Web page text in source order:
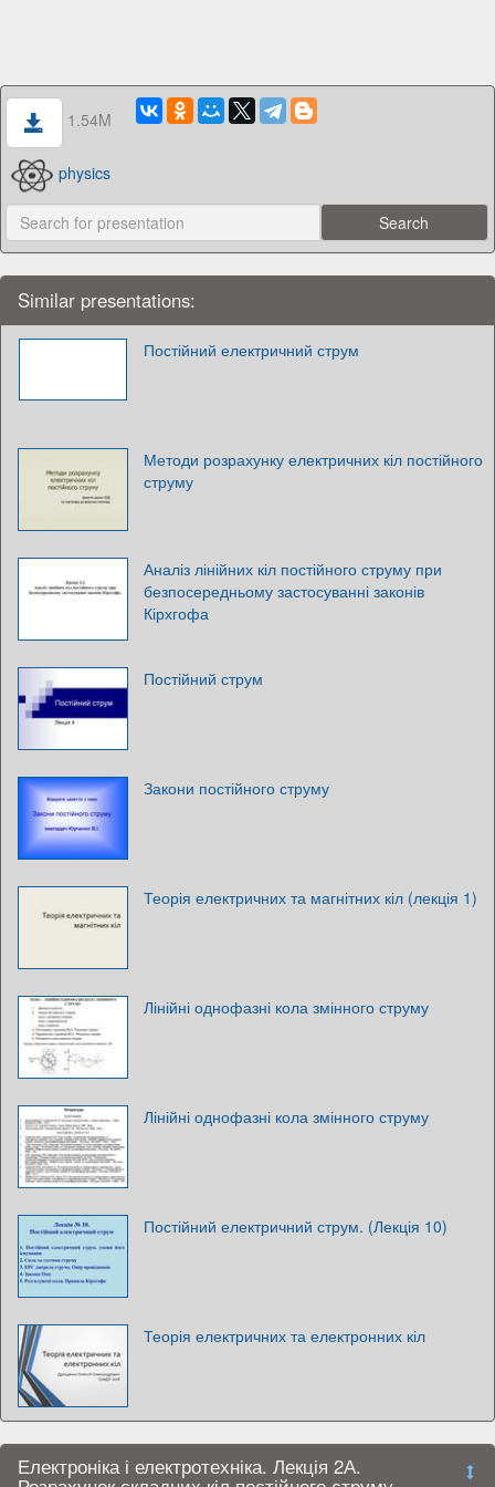
1.54M
physics
Similar presentations:
Постійний електричний струм
Методи розрахунку електричних кіл постійного
струму
Аналіз лінійних кіл постійного струму при
безпосередньому застосуванні законів
Кірхгофа
Постійний струм
Закони постійного струму
Теорія електричних та магнітних кіл (лекція 1)
Лінійні однофазні кола змінного струму
Лінійні однофазні кола змінного струму
Постійний електричний струм. (Лекція 10)
Теорія електричних та електронних кіл
Електроніка і електротехніка. Лекція 2А.